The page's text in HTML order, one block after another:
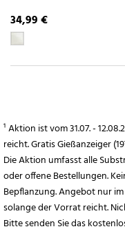
34,99 €
¹ Aktion ist vom 31.07. -
reicht. Gratis Gießanzeiger
Die Aktion umfasst alle
oder offene Bestellungen.
Bepflanzung. Angebot nur
solange der Vorrat reicht.
Bitte senden Sie das